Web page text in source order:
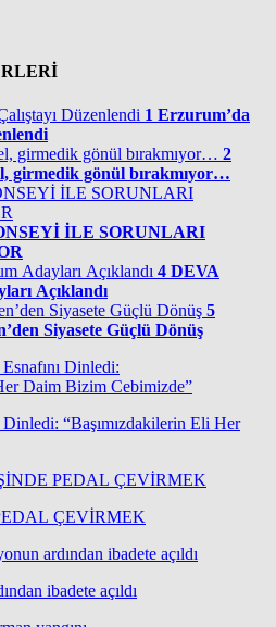
1 Erzurum’da
2
girmedik gönül bırakmıyor…
İLE SORUNLARI
4 DEVA
Açıklandı
5
Siyasete Güçlü Dönüş
“Başımızdakilerin Eli Her
ÇEVİRMEK
ibadete açıldı